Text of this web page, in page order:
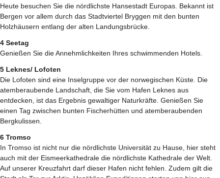
Heute besuchen Sie die nördlichste Hansestadt Europas. Bekannt ist
Bergen vor allem durch das Stadtviertel Bryggen mit den bunten
Holzhäusern entlang der alten Landungsbrücke.
4 Seetag
Genießen Sie die Annehmlichkeiten Ihres schwimmenden Hotels.
5 Leknes/ Lofoten
Die Lofoten sind eine Inselgruppe vor der norwegischen Küste. Die
atemberaubende Landschaft, die Sie vom Hafen Leknes aus
entdecken, ist das Ergebnis gewaltiger Naturkräfte. Genießen Sie
einen Tag zwischen bunten Fischerhütten und atemberaubenden
Bergkulissen.
6 Tromso
In Tromso ist nicht nur die nördlichste Universität zu Hause, hier steht
auch mit der Eismeerkathedrale die nördlichste Kathedrale der Welt.
Auf unserer Kreuzfahrt darf dieser Hafen nicht fehlen. Zudem gilt die